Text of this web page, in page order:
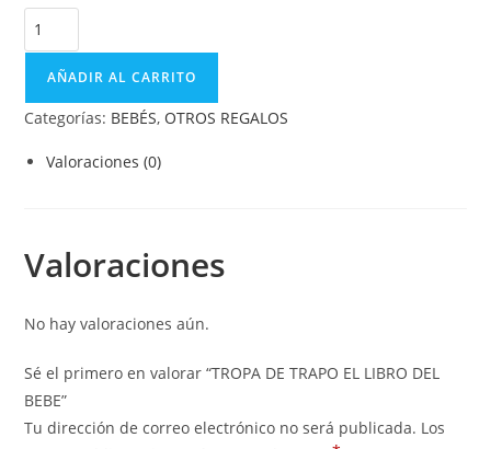
AÑADIR AL CARRITO
Categorías: BEBÉS, OTROS REGALOS
Valoraciones (0)
Valoraciones
No hay valoraciones aún.
Sé el primero en valorar “TROPA DE TRAPO EL LIBRO DEL
BEBE”
Tu dirección de correo electrónico no será publicada. Los